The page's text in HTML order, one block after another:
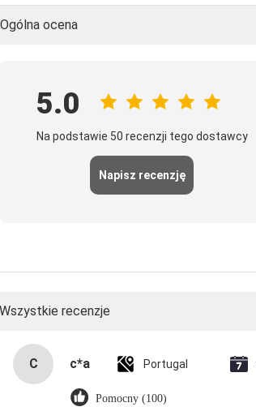
Ogólna ocena
5.0
Na podstawie 50 recenzji tego dostawcy
Napisz recenzję
Wszystkie recenzje
C c*a Portugal
Pomocny (100)